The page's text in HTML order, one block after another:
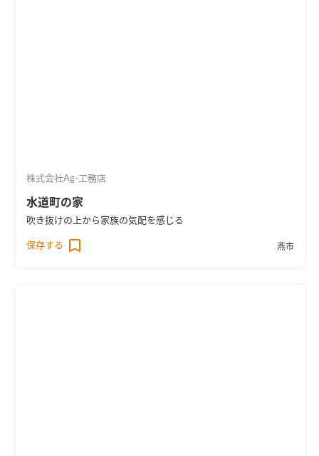
株式会社Ag-工務店
水道町の家
吹き抜けの上から家族の気配を感じる
保存する 燕市